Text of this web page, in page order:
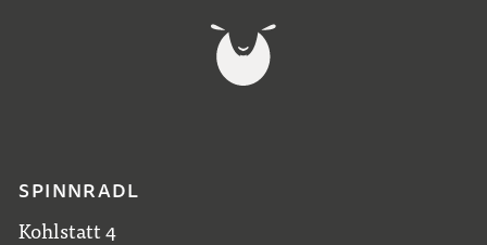
SPINNRADL
Kohlstatt 4